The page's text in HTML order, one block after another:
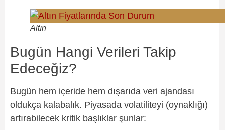
Altın
Bugün Hangi Verileri Takip
Edeceğiz?
Bugün hem içeride hem dışarıda veri ajandası
oldukça kalabalık. Piyasada volatiliteyi (oynaklığı)
artırabilecek kritik başlıklar şunlar: